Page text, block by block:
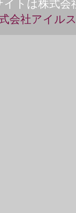
イトは株式会
会社アイル